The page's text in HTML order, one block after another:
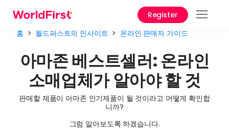
Register
홈 > 월드퍼스트의 인사이트 > 온라인 판매자 가이드
아마존 베스트셀러: 온라인
소매업체가 알아야 할 것
판매할 제품이 아마존 인기제품이 될 것이라고 어떻게 확인합
니까?
그럼 알아보도록 하겠습니다.